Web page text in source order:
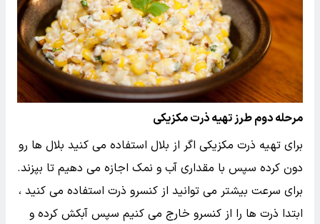
مرحله دوم طرز تهیه ذرت مکزیکی
برای تهیه ذرت مکزیکی اگر از بلال استفاده می کنید بلال ها رو
دون کرده سپس با مقداری آب و نمک اجازه می دهیم تا بپزند.
برای سرعت بیشتر می توانید از کنسرو ذرت استفاده می کنید ،
ابتدا ذرت ها را از کنسرو خارج می کنیم سپس آبکش کرده و